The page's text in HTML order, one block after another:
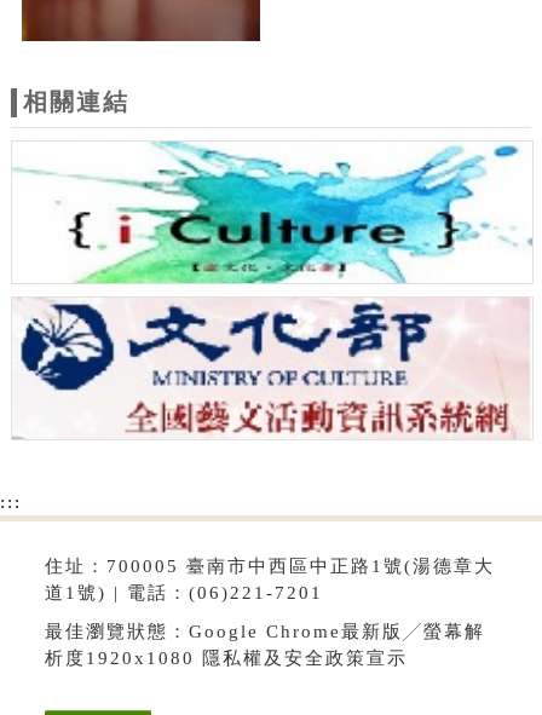
相關連結
:::
住址：700005 臺南市中西區中正路1號(湯德章大
道1號) | 電話：(06)221-7201
最佳瀏覽狀態：Google Chrome最新版╱螢幕解
析度1920x1080 隱私權及安全政策宣示